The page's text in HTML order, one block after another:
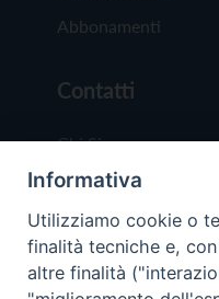
Abbonamenti
Contatti
Chi Siamo
Redazione
Scrivici
Informativa
Utilizziamo cookie o
finalità tecniche e,
altre finalità